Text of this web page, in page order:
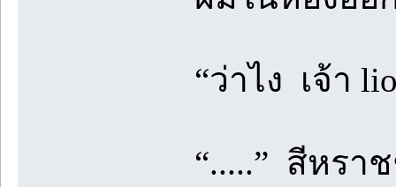
“ว่าไง เจ้า
“.....” สีหรา